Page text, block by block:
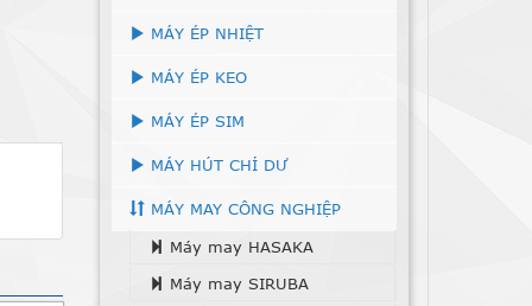
MÁY ÉP NHIỆT
MÁY ÉP KEO
MÁY ÉP SIM
MÁY HÚT CHỈ DƯ
MÁY MAY CÔNG NGHIỆP
Máy may HASAKA
Máy may SIRUBA